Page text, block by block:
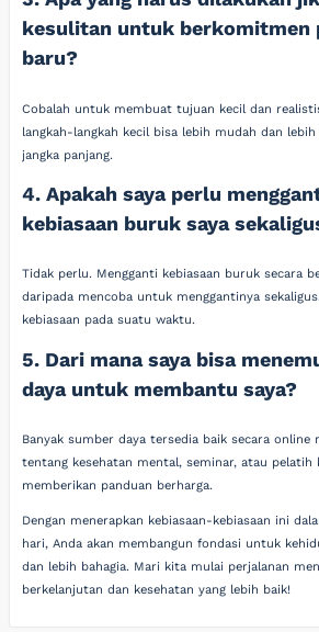
kesulitan untuk berkomitmen
baru?
Cobalah untuk membuat tujuan kecil dan
langkah-langkah kecil bisa lebih mudah dan
jangka panjang.
4. Apakah saya perlu
kebiasaan buruk saya
Tidak perlu. Mengganti kebiasaan buruk secara
daripada mencoba untuk menggantinya
kebiasaan pada suatu waktu.
5. Dari mana saya bisa
daya untuk membantu saya?
Banyak sumber daya tersedia baik secara online
tentang kesehatan mental, seminar, atau pelatih
memberikan panduan berharga.
Dengan menerapkan kebiasaan-kebiasaan ini
hari, Anda akan membangun fondasi untuk
dan lebih bahagia. Mari kita mulai perjalanan
berkelanjutan dan kesehatan yang lebih baik!